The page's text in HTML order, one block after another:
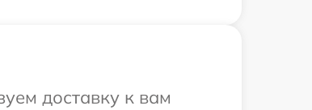
доставку к вам